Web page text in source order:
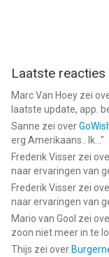
Laatste reacties
Marc Van Hoey zei
laatste update, app.
Sanne zei over
erg Amerikaans.. Ik... "
Frederik Visser zei
naar ervaringen van
Frederik Visser zei
naar ervaringen van
Mario van Gool zei
zoon niet meer in te
Thijs zei over